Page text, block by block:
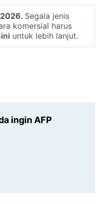
Segala jenis
komersial harus
untuk lebih lanjut.
ingin AFP